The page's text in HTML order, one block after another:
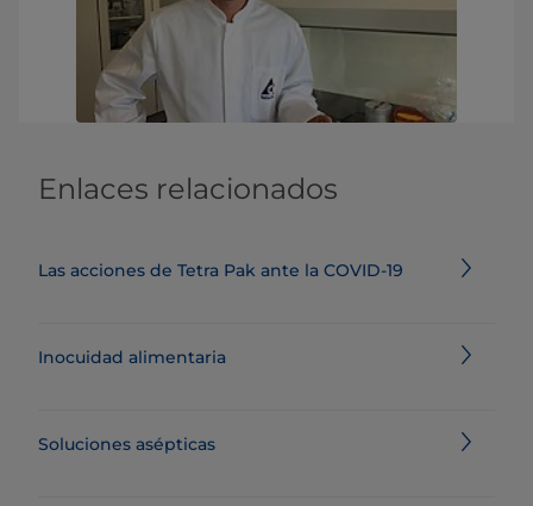
Enlaces relacionados
Las acciones de Tetra Pak ante la COVID-19
Inocuidad alimentaria
Soluciones asépticas